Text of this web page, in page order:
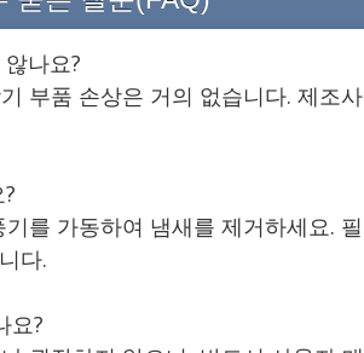
나요?
부품 손상은 거의 없습니다. 제조사
를 가동하여 냄새를 제거하세요. 필
다.
요?